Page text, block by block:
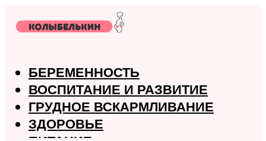
БЕРЕМЕННОСТЬ
ВОСПИТАНИЕ И РАЗВИТИЕ
ГРУДНОЕ ВСКАРМЛИВАНИЕ
ЗДОРОВЬЕ